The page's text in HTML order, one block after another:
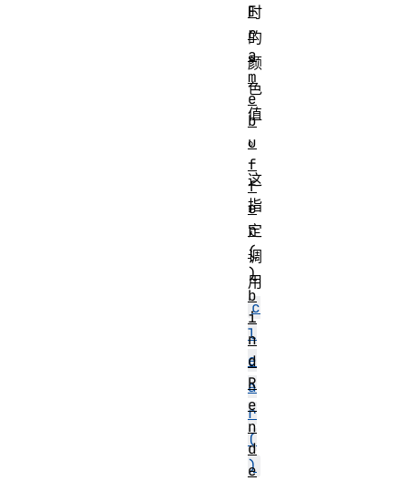
时
的
颜
色
值
。
这
指
定
调
用
c
l
e
a
r
(
)
F
r
a
m
e
b
u
f
f
e
r
(
)
b
i
n
d
R
e
n
d
e